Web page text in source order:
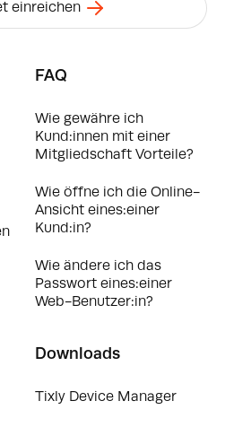
einreichen
FAQ
Wie gewähre ich
Kund:innen mit einer
Mitgliedschaft Vorteile?
Wie öffne ich die Online-
Ansicht eines:einer
Kund:in?
Wie ändere ich das
Passwort eines:einer
Web-Benutzer:in?
Downloads
Tixly Device Manager